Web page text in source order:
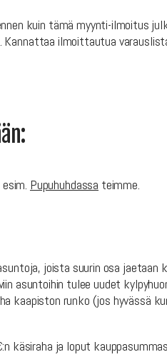
kuin tämä myynti-ilmoitus
ilmoittautua
Pupuhuhdassa teimme.
joista suurin osa
asuntoihin tulee uudet
kaapiston runko (jos hyvässä
käsiraha ja loput